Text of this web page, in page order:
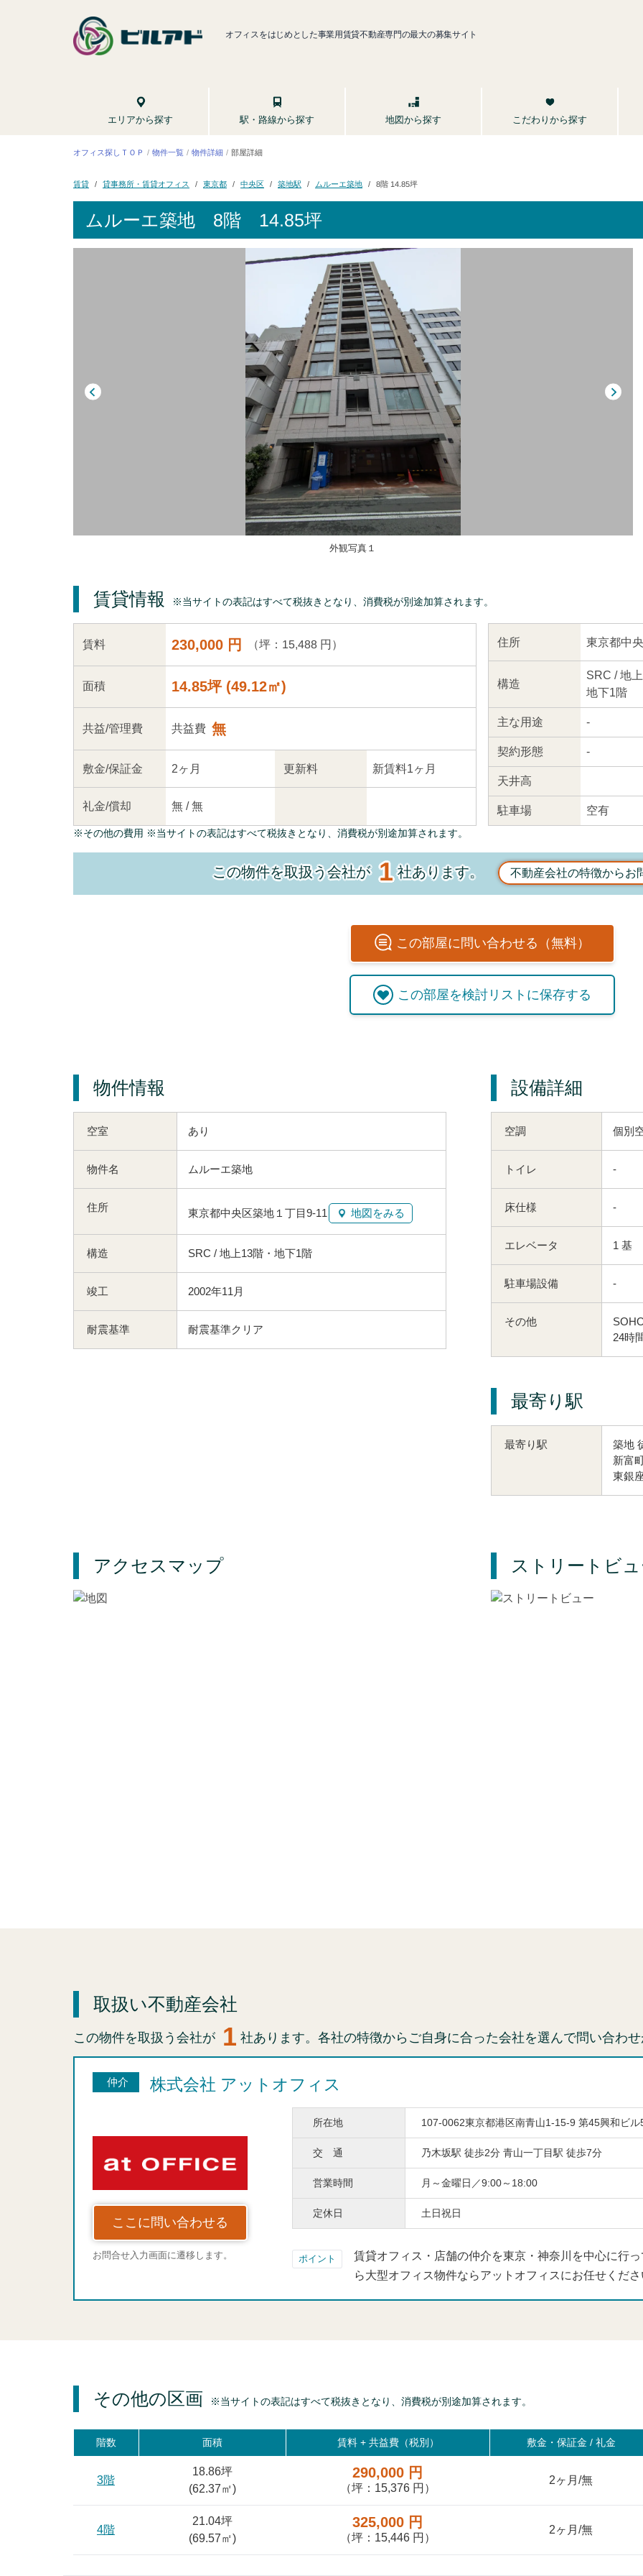
オフィスをはじめとした事業用賃貸不動産専門の最大の募集サイト
エリアから探す 駅・路線から探す 地図から探す こだわりから探す
オフィス探しＴＯＰ 物件一覧 物件詳細 部屋詳細
賃貸 貸事務所・賃貸オフィス 東京都 中央区 築地駅 ムルーエ築地 8階 14.85坪
ムルーエ築地8階 14.85坪
外観写真１
賃貸情報 ※当サイトの表記はすべて税抜きとなり、消費税が別途加算されます。
賃料 230,000 円 （坪：15,488 円）
面積 14.85坪 (49.12㎡)
共益/管理費 共益費 無
敷金/保証金 2ヶ月 更新料 新賃料1ヶ月
礼金/償却 無 /無
住所 東京都中
構造
SRC / 地
地下1階
主な用途 -
契約形態 -
天井高
駐車場 空有
※その他の費用 ※当サイトの表記はすべて税抜きとなり、消費税が別途加算されます。
この物件を取扱う会社が1社あります。 不動産会社の特徴からお
この部屋に問い合わせる（無料）
この部屋を検討リストに保存する
物件情報
空室 あり
物件名 ムルーエ築地
住所 東京都中央区築地１丁目9-11 地図をみる
構造 SRC / 地上13階・地下1階
竣工 2002年11月
耐震基準 耐震基準クリア
設備詳細
空調 個別
トイレ -
床仕様 -
エレベータ 1 基
駐車場設備 -
その他
24時
最寄り駅
最寄り駅 築地
新富
東銀
アクセスマップ ストリートビ
取扱い不動産会社
この物件を取扱う会社が 1 社あります。各社の特徴からご自身に合った会社を選んで問い合わ
仲介 株式会社 アットオフィス
ここに問い合わせる
お問合せ入力画面に遷移します。
所在地 107-0062東京都港区南青山1-15-9 第45興和ビル
交 通 乃木坂駅 徒歩2分 青山一丁目駅 徒歩7分
営業時間 月～金曜日／9:00～18:00
定休日 土日祝日
ポイント 賃貸オフィス・店舗の仲介を東京・神奈川を中心に行
ら大型オフィス物件ならアットオフィスにお任せくださ
その他の区画 ※当サイトの表記はすべて税抜きとなり、消費税が別途加算されます。
階数 面積 賃料 +共益費（税別） 敷金・保証金 / 礼金
3階
18.86坪
(62.37㎡)
290,000 円
（坪：15,376 円）
2ヶ月/無
4階
21.04坪
(69.57㎡)
325,000 円
（坪：15,446 円）
2ヶ月/無